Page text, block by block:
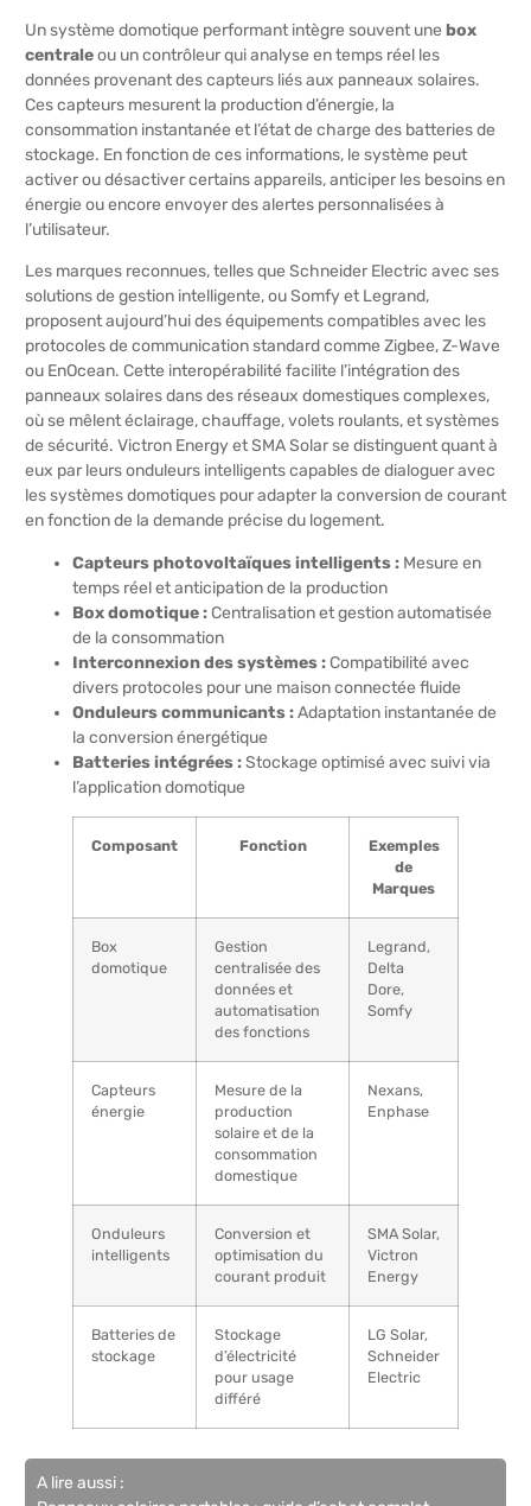
Un système domotique performant intègre souvent une box
centraleou un contrôleur qui analyse en temps réel les
données provenant des capteurs liés aux panneaux solaires.
Ces capteurs mesurent la production d’énergie, la
consommation instantanée et l’état de charge des batteries de
stockage. En fonction de ces informations, le système peut
activer ou désactiver certains appareils, anticiper les besoins en
énergie ou encore envoyer des alertes personnalisées à
l’utilisateur.
Les marques reconnues, telles que Schneider Electric avec ses
solutions de gestion intelligente, ou Somfy et Legrand,
proposent aujourd’hui des équipements compatibles avec les
protocoles de communication standard comme Zigbee, Z-Wave
ou EnOcean. Cette interopérabilité facilite l’intégration des
panneaux solaires dans des réseaux domestiques complexes,
où se mêlent éclairage, chauffage, volets roulants, et systèmes
de sécurité. Victron Energy et SMA Solar se distinguent quant à
eux par leurs onduleurs intelligents capables de dialoguer avec
les systèmes domotiques pour adapter la conversion de courant
en fonction de la demande précise du logement.
Capteurs photovoltaïques intelligents : Mesure en
temps réel et anticipation de la production
Box domotique :Centralisation et gestion automatisée
de la consommation
Interconnexion des systèmes :Compatibilité avec
divers protocoles pour une maison connectée fluide
Onduleurs communicants :Adaptation instantanée de
la conversion énergétique
Batteries intégrées :Stockage optimisé avec suivi via
l’application domotique
Composant Fonction
Exemples
de
Marques
Box
domotique
Gestion
centralisée des
données et
automatisation
des fonctions
Legrand,
Delta
Dore,
Somfy
Capteurs
énergie
Mesure de la
production
solaire et de la
consommation
domestique
Nexans,
Enphase
Onduleurs
intelligents
Conversion et
optimisation du
courant produit
SMA Solar,
Victron
Energy
Batteries de
stockage
Stockage
d’électricité
pour usage
différé
LG Solar,
Schneider
Electric
A lire aussi :